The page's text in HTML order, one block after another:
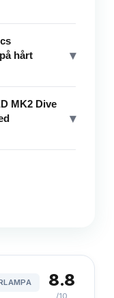
hårt
▾
MK2 Dive
▾
8.8
/10